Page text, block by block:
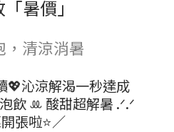
暑價」
，清涼消暑
💖沁涼解渴一秒達成
飲 ꔛ 酸甜超解暑 .ᐟ.ᐟ
張啦⭐／